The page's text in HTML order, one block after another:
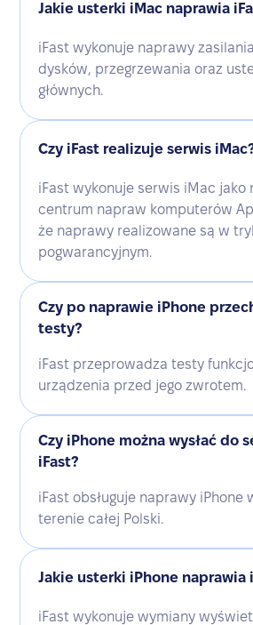
Jakie usterki iMac naprawia
iFast wykonuje naprawy
dysków, przegrzewania oraz
głównych.
Czy iFast realizuje serwis
iFast wykonuje serwis iMac jako
centrum napraw komputerów
że naprawy realizowane są w
pogwarancyjnym.
Czy po naprawie iPhone
testy?
iFast przeprowadza testy
urządzenia przed jego zwrotem.
Czy iPhone można wysłać do
iFast?
iFast obsługuje naprawy iPhone
terenie całej Polski.
Jakie usterki iPhone naprawia
iFast wykonuje wymiany